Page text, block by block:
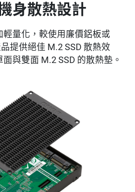
身散熱設計
量化，較使用廉價鋁板或
提供絕佳 M.2 SSD 散熱效
與雙面 M.2 SSD 的散熱墊。